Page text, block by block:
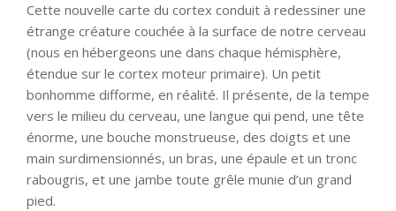
Cette nouvelle carte du cortex conduit à redessiner une
étrange créature couchée à la surface de notre cerveau
(nous en hébergeons une dans chaque hémisphère,
étendue sur le cortex moteur primaire). Un petit
bonhomme difforme, en réalité. Il présente, de la tempe
vers le milieu du cerveau, une langue qui pend, une tête
énorme, une bouche monstrueuse, des doigts et une
main surdimensionnés, un bras, une épaule et un tronc
rabougris, et une jambe toute grêle munie d’un grand
pied.